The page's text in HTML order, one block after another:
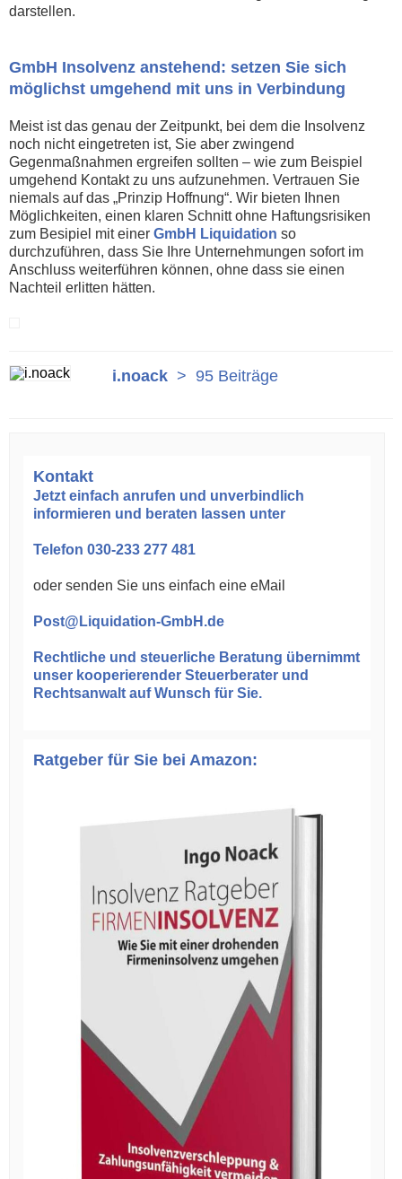
darstellen.
GmbH Insolvenz anstehend: setzen Sie sich
möglichst umgehend mit uns in Verbindung
Meist ist das genau der Zeitpunkt, bei dem die Insolvenz
noch nicht eingetreten ist, Sie aber zwingend
Gegenmaßnahmen ergreifen sollten – wie zum Beispiel
umgehend Kontakt zu uns aufzunehmen. Vertrauen Sie
niemals auf das „Prinzip Hoffnung“. Wir bieten Ihnen
Möglichkeiten, einen klaren Schnitt ohne Haftungsrisiken
zum Besipiel mit einer GmbH Liquidation so
durchzuführen, dass Sie Ihre Unternehmungen sofort im
Anschluss weiterführen können, ohne dass sie einen
Nachteil erlitten hätten.
i.noack > 95 Beiträge
Kontakt
Jetzt einfach anrufen und unverbindlich
informieren und beraten lassen unter
Telefon 030-233 277 481
oder senden Sie uns einfach eine eMail
Post@Liquidation-GmbH.de
Rechtliche und steuerliche Beratung übernimmt
unser kooperierender Steuerberater und
Rechtsanwalt auf Wunsch für Sie.
Ratgeber für Sie bei Amazon: